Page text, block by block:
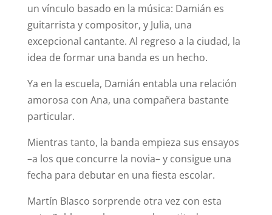
un vínculo basado en la música: Damián es
guitarrista y compositor, y Julia, una
excepcional cantante. Al regreso a la ciudad, la
idea de formar una banda es un hecho.
Ya en la escuela, Damián entabla una relación
amorosa con Ana, una compañera bastante
particular.
Mientras tanto, la banda empieza sus ensayos
–a los que concurre la novia– y consigue una
fecha para debutar en una fiesta escolar.
Martín Blasco sorprende otra vez con esta